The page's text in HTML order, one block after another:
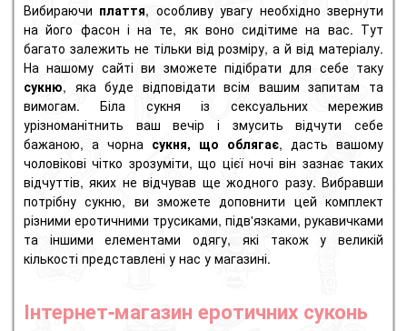
Вибираючи плаття, особливу увагу необхідно звернути
на його фасон і на те, як воно сидітиме на вас. Тут
багато залежить не тільки від розміру, а й від матеріалу.
На нашому сайті ви зможете підібрати для себе таку
сукню, яка буде відповідати всім вашим запитам та
вимогам. Біла сукня із сексуальних мережив
урізноманітнить ваш вечір і змусить відчути себе
бажаною, а чорна сукня, що облягає, дасть вашому
чоловікові чітко зрозуміти, що цієї ночі він зазнає таких
відчуттів, яких не відчував ще жодного разу. Вибравши
потрібну сукню, ви зможете доповнити цей комплект
різними еротичними трусиками, підв'язками, рукавичками
та іншими елементами одягу, які також у великій
кількості представлені у нас у магазині.
Інтернет-магазин еротичних суконь